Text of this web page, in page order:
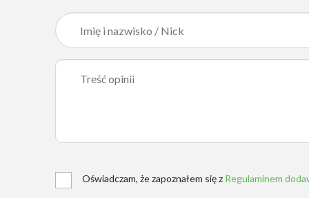
Oświadczam, że zapoznałem się z Regulaminem